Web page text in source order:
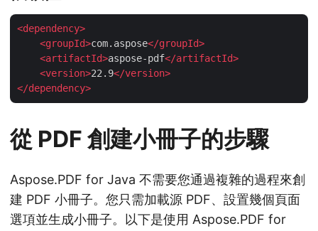
<dependency>
<groupId>com.aspose</groupId>
<artifactId>aspose-pdf</artifactId>
<version>22.9</version>
</dependency>
從 PDF 創建小冊子的步驟
Aspose.PDF for Java 不需要您通過複雜的過程來創
建 PDF 小冊子。您只需加載源 PDF、設置幾個頁面
選項並生成小冊子。以下是使用 Aspose.PDF for